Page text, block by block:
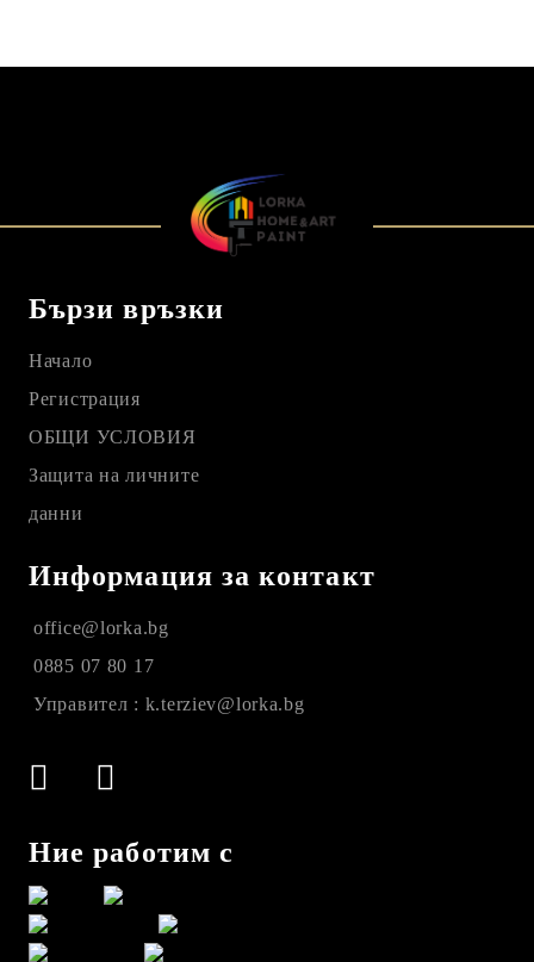
Бързи връзки
Начало
Регистрация
ОБЩИ УСЛОВИЯ
Защита на личните
данни
Информация за контакт
office@lorka.bg
0885 07 80 17
Управител : k.terziev@lorka.bg
Ние работим с